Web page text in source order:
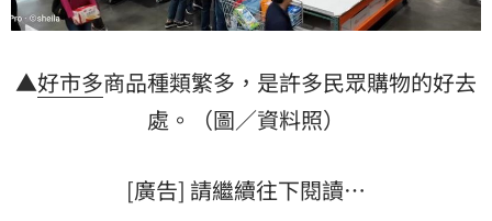
▲好市多商品種類繁多，是許多民眾購物的好去
處。（圖／資料照）
[廣告] 請繼續往下閱讀…